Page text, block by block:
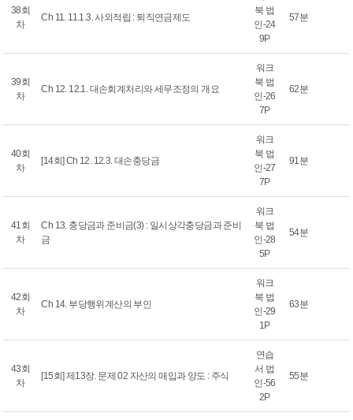
38회
차
Ch 11. 11.1.3. 사외적립 : 퇴직연금제도
북 법
인-24
9P
57분
39회
차
Ch 12. 12.1. 대손회계처리와 세무조정의 개요
워크
북 법
인-26
7P
62분
40회
차
[14회] Ch 12. 12.3. 대손충당금
워크
북 법
인-27
7P
91분
41회
차
Ch 13. 충당금과 준비금(3) : 일시상각충당금과 준비
금
워크
북 법
인-28
5P
54분
42회
차
Ch 14. 부당행위계산의 부인
워크
북 법
인-29
1P
63분
43회
차
[15회] 제13장. 문제 02 자산의 매입과 양도 : 주식
연습
서 법
인-56
2P
55분